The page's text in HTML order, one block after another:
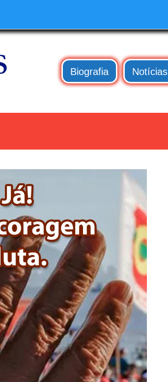
Biografia Notícias